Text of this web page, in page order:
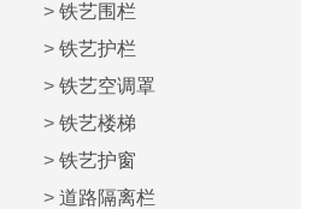
> 铁艺围栏
> 铁艺护栏
> 铁艺空调罩
> 铁艺楼梯
> 铁艺护窗
> 道路隔离栏